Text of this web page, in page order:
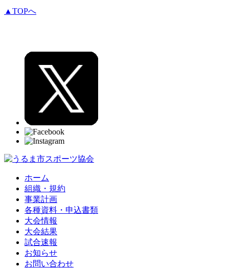
▲TOPへ
ホーム
組織・規約
事業計画
各種資料・申込書類
大会情報
大会結果
試合速報
お知らせ
お問い合わせ